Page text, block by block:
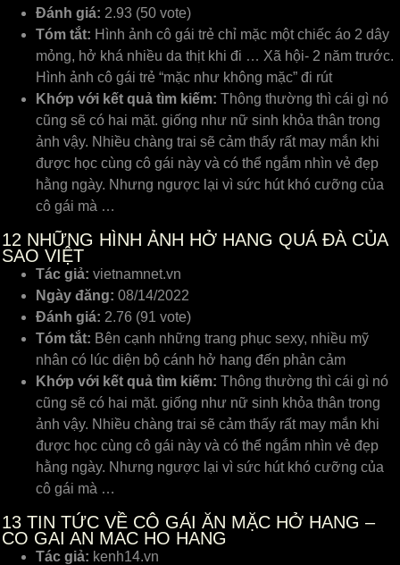
Đánh giá: 2.93 (50 vote)
Tóm tắt: Hình ảnh cô gái trẻ chỉ mặc một chiếc áo 2 dây
mỏng, hở khá nhiều da thịt khi đi … Xã hội- 2 năm trước.
Hình ảnh cô gái trẻ “mặc như không mặc” đi rút
Khớp với kết quả tìm kiếm: Thông thường thì cái gì nó
cũng sẽ có hai mặt. giống như nữ sinh khỏa thân trong
ảnh vậy. Nhiều chàng trai sẽ cảm thấy rất may mắn khi
được học cùng cô gái này và có thể ngắm nhìn vẻ đẹp
hằng ngày. Nhưng ngược lại vì sức hút khó cưỡng của
cô gái mà …
12 NHỮNG HÌNH ẢNH HỞ HANG QUÁ ĐÀ CỦA
SAO VIỆT
Tác giả: vietnamnet.vn
Ngày đăng: 08/14/2022
Đánh giá: 2.76 (91 vote)
Tóm tắt: Bên cạnh những trang phục sexy, nhiều mỹ
nhân có lúc diện bộ cánh hở hang đến phản cảm
Khớp với kết quả tìm kiếm: Thông thường thì cái gì nó
cũng sẽ có hai mặt. giống như nữ sinh khỏa thân trong
ảnh vậy. Nhiều chàng trai sẽ cảm thấy rất may mắn khi
được học cùng cô gái này và có thể ngắm nhìn vẻ đẹp
hằng ngày. Nhưng ngược lại vì sức hút khó cưỡng của
cô gái mà …
13 TIN TỨC VỀ CÔ GÁI ĂN MẶC HỞ HANG –
CO GAI AN MAC HO HANG
Tác giả: kenh14.vn